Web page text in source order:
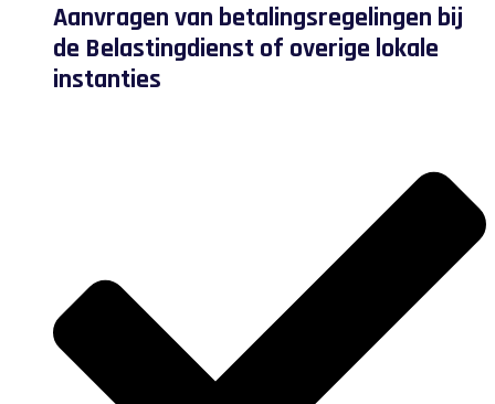
Aanvragen van betalingsregelingen bij
de Belastingdienst of overige lokale
instanties